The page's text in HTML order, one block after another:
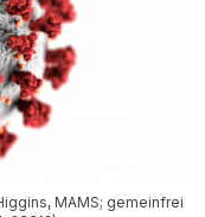
MAMS; gemeinfrei